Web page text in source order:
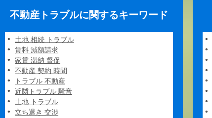
不動産トラブルに関するキーワード
土地 相続 トラブル
賃料 減額請求
家賃 滞納 督促
不動産 契約 時間
トラブル 不動産
近隣トラブル 騒音
土地 トラブル
立ち退き 交渉